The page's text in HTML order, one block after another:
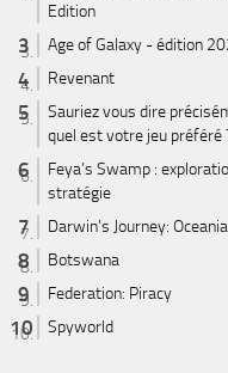
Edition
Age of Galaxy - édition
Revenant
Sauriez vous dire
quel est votre jeu préféré
Feya’s Swamp :
stratégie
Darwin's Journey: Oceania
Botswana
Federation: Piracy
Spyworld